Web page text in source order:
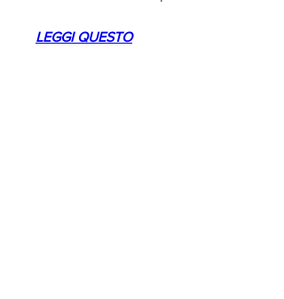
LEGGI QUESTO